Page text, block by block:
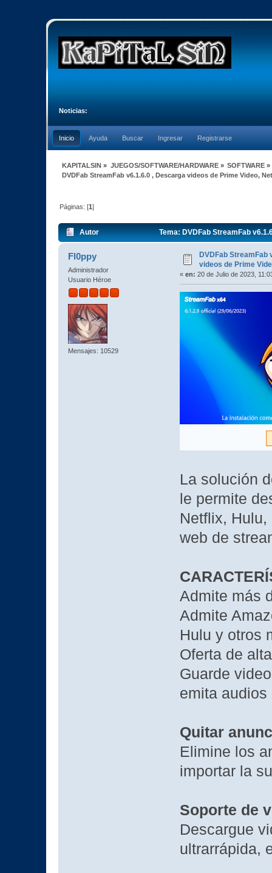
Noticias:
Inicio Ayuda Buscar Ingresar Registrarse
KAPITALSIN » JUEGOS/SOFTWARE/HARDWARE» SOFTWARE»
DVDFab StreamFab v6.1.6.0 , Descarga videos de Prime Video,
Páginas: [1]
Autor Tema: DVDFab StreamFab
veces)
Fl0ppy
Administrador
Usuario Héroe
Mensajes: 10529
DVDFab StreamFab
videos de Prime
« en: 20 de Julio de 2023,
La solución
le permite
Netflix,
web de
Admite más
Admite
Hulu y otros
Oferta de
Guarde
emita audios
Quitar
Elimine los
importar la
Soporte de
Descargue
ultrarrápida,